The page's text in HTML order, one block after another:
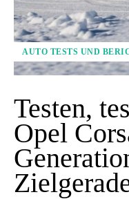
AUTO TESTS UND
Testen,
Opel